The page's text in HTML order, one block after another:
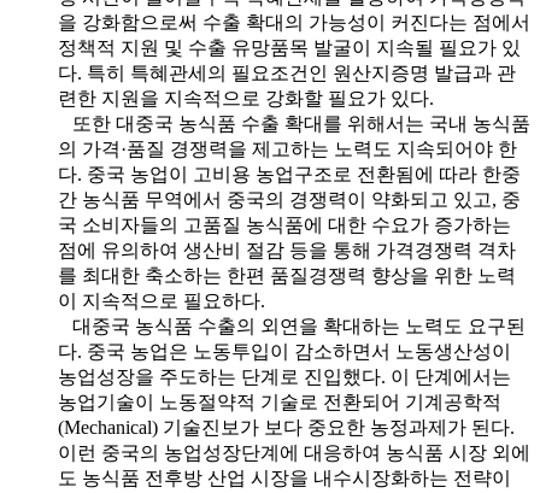
을 강화함으로써 수출 확대의 가능성이 커진다는 점에서
정책적 지원 및 수출 유망품목 발굴이 지속될 필요가 있
다. 특히 특혜관세의 필요조건인 원산지증명 발급과 관
련한 지원을 지속적으로 강화할 필요가 있다.
또한 대중국 농식품 수출 확대를 위해서는 국내 농식품
의 가격·품질 경쟁력을 제고하는 노력도 지속되어야 한
다. 중국 농업이 고비용 농업구조로 전환됨에 따라 한중
간 농식품 무역에서 중국의 경쟁력이 약화되고 있고, 중
국 소비자들의 고품질 농식품에 대한 수요가 증가하는
점에 유의하여 생산비 절감 등을 통해 가격경쟁력 격차
를 최대한 축소하는 한편 품질경쟁력 향상을 위한 노력
이 지속적으로 필요하다.
대중국 농식품 수출의 외연을 확대하는 노력도 요구된
다. 중국 농업은 노동투입이 감소하면서 노동생산성이
농업성장을 주도하는 단계로 진입했다. 이 단계에서는
농업기술이 노동절약적 기술로 전환되어 기계공학적
(Mechanical) 기술진보가 보다 중요한 농정과제가 된다.
이런 중국의 농업성장단계에 대응하여 농식품 시장 외에
도 농식품 전후방 산업 시장을 내수시장화하는 전략이